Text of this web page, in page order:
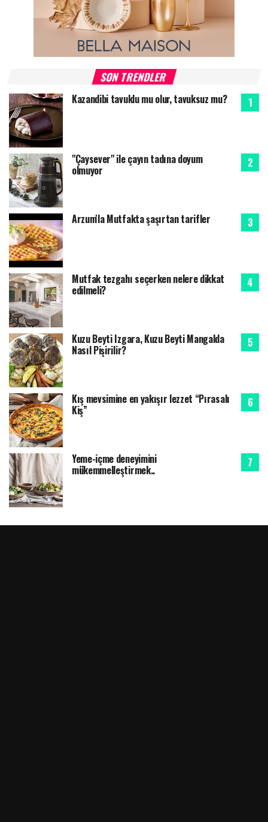
SON TRENDLER
Kazandibi tavuklu mu olur, tavuksuz mu?
"Çaysever" ile çayın tadına doyum
olmuyor
Arzum'la Mutfakta şaşırtan tarifler
Mutfak tezgahı seçerken nelere dikkat
edilmeli?
Kuzu Beyti Izgara, Kuzu Beyti Mangalda
Nasıl Pişirilir?
Kış mevsimine en yakışır lezzet “Pırasalı
Kiş”
Yeme-içme deneyimini
mükemmelleştirmek..